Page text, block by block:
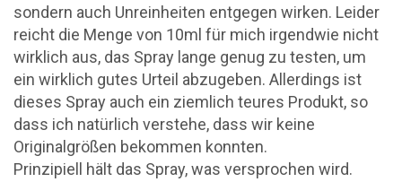
sondern auch Unreinheiten entgegen wirken. Leider
reicht die Menge von 10ml für mich irgendwie nicht
wirklich aus, das Spray lange genug zu testen, um
ein wirklich gutes Urteil abzugeben. Allerdings ist
dieses Spray auch ein ziemlich teures Produkt, so
dass ich natürlich verstehe, dass wir keine
Originalgrößen bekommen konnten.
Prinzipiell hält das Spray, was versprochen wird.